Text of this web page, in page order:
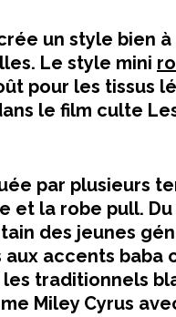
un style bien
Le style mini
pour les tissus
le film culte
par plusieurs
et la robe pull.
des jeunes
accents baba
traditionnels
Miley Cyrus